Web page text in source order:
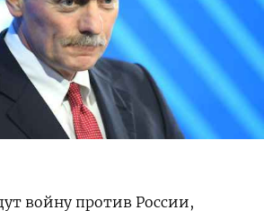
войну против России,